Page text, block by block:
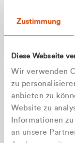
Zustimmung
Diese Webseite
Wir verwenden
zu
anbieten zu
Website zu
Informationen
an unsere
+49 177